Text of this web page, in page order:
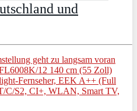
und
geht zu langsam voran
12 140 cm (55 Zoll)
Fernseher, EEK A++ (Full
C/S2, CI+, WLAN, Smart TV,